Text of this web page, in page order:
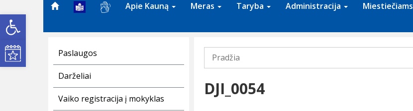
Open toolbar
Kultūros renginiai
Apie Kauną Meras Taryba Administracija Miestiečiams
Paslaugos
Darželiai
Vaiko registracija į mokyklas
Pradžia
DJI_0054